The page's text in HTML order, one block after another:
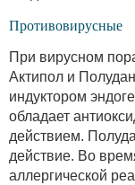
Противовирусные
При вирусном
Актипол и
индуктором
обладает
действием.
действие. Во
аллергической